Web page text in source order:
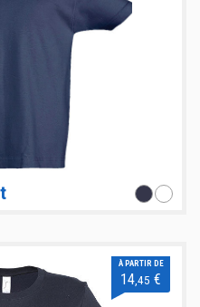
À PARTIR DE
14,45 €